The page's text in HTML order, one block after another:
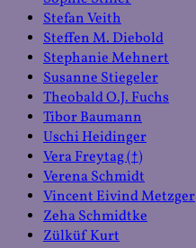
Stefan Veith
Steffen M. Diebold
Stephanie Mehnert
Susanne Stiegeler
Theobald O.J. Fuchs
Tibor Baumann
Uschi Heidinger
Vera Freytag (†)
Verena Schmidt
Vincent Eivind Metzger
Zeha Schmidtke
Zülküf Kurt